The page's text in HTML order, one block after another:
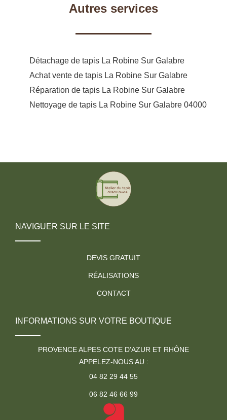
Autres services
Détachage de tapis La Robine Sur Galabre
Achat vente de tapis La Robine Sur Galabre
Réparation de tapis La Robine Sur Galabre
Nettoyage de tapis La Robine Sur Galabre 04000
NAVIGUER SUR LE SITE
DEVIS GRATUIT
RÉALISATIONS
CONTACT
INFORMATIONS SUR VOTRE BOUTIQUE
PROVENCE ALPES COTE D'AZUR ET RHÔNE
APPELEZ-NOUS AU :
04 82 29 44 55
06 82 46 66 99